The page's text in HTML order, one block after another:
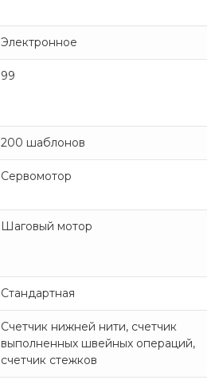
Электронное
99
200 шаблонов
Сервомотор
Шаговый мотор
Стандартная
Счетчик нижней нити, счетчик
выполненных швейных операций,
счетчик стежков